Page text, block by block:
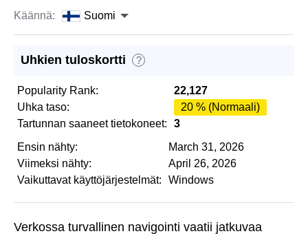
Käännä:
Suomi
Uhkien tuloskortti ?
Popularity Rank:
22,127
Uhka taso:
20 % (Normaali)
Tartunnan saaneet tietokoneet:
3
Ensin nähty:
March 31, 2026
Viimeksi nähty:
April 26, 2026
Vaikuttavat käyttöjärjestelmät:
Windows
Verkossa turvallinen navigointi vaatii jatkuvaa